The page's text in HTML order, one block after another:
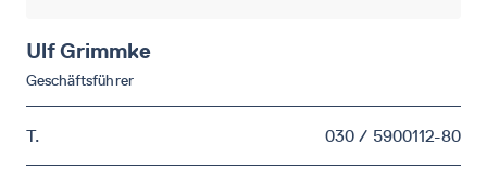
UlfGrimmke
Geschäftsführer
T. 030 / 5900112-80